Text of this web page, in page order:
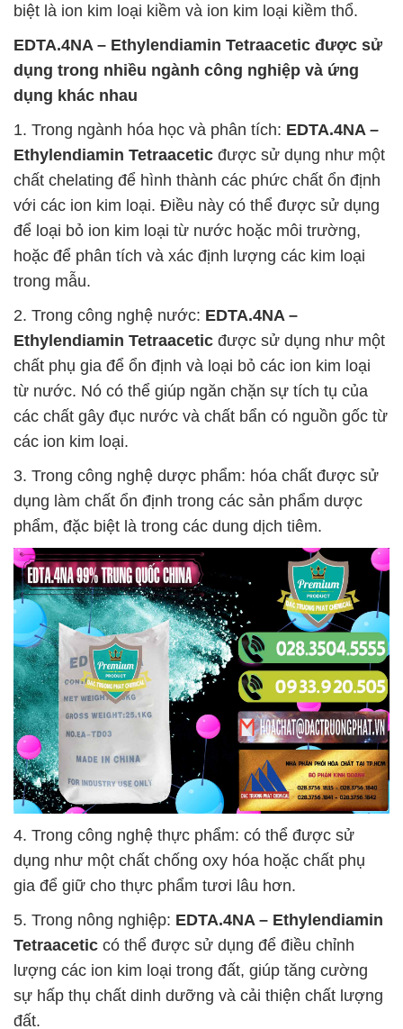
biệt là ion kim loại kiềm và ion kim loại kiềm thổ.
EDTA.4NA – Ethylendiamin Tetraacetic được sử
dụng trong nhiều ngành công nghiệp và ứng
dụng khác nhau
1. Trong ngành hóa học và phân tích: EDTA.4NA –
Ethylendiamin Tetraacetic được sử dụng như một
chất chelating để hình thành các phức chất ổn định
với các ion kim loại. Điều này có thể được sử dụng
để loại bỏ ion kim loại từ nước hoặc môi trường,
hoặc để phân tích và xác định lượng các kim loại
trong mẫu.
2. Trong công nghệ nước: EDTA.4NA –
Ethylendiamin Tetraacetic được sử dụng như một
chất phụ gia để ổn định và loại bỏ các ion kim loại
từ nước. Nó có thể giúp ngăn chặn sự tích tụ của
các chất gây đục nước và chất bẩn có nguồn gốc từ
các ion kim loại.
3. Trong công nghệ dược phẩm: hóa chất được sử
dụng làm chất ổn định trong các sản phẩm dược
phẩm, đặc biệt là trong các dung dịch tiêm.
4. Trong công nghệ thực phẩm: có thể được sử
dụng như một chất chống oxy hóa hoặc chất phụ
gia để giữ cho thực phẩm tươi lâu hơn.
5. Trong nông nghiệp: EDTA.4NA – Ethylendiamin
Tetraacetic có thể được sử dụng để điều chỉnh
lượng các ion kim loại trong đất, giúp tăng cường
sự hấp thụ chất dinh dưỡng và cải thiện chất lượng
đất.